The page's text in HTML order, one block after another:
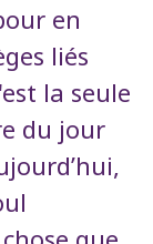
en
liés
la seule
du jour